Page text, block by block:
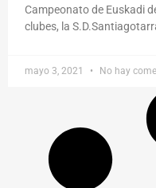
Campeonato de Euskadi
clubes, la
mayo 3, 2021 No hay